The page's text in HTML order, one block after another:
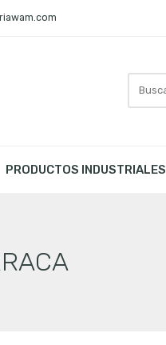
aquí
PRODUCTOS INDUSTRIALES